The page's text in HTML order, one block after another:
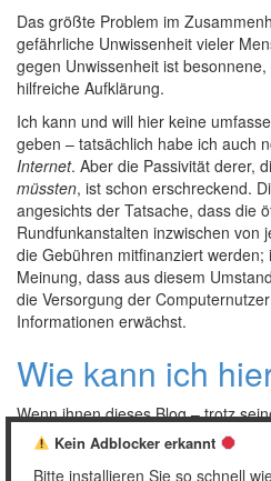
Das größte Problem im
gefährliche Unwissenheit vieler
gegen Unwissenheit ist
hilfreiche Aufklärung.
Ich kann und will hier keine
geben – tatsächlich habe ich auch
Internet. Aber die Passivität derer,
müssten, ist schon erschreckend.
angesichts der Tatsache, dass die
Rundfunkanstalten inzwischen von
die Gebühren mitfinanziert
Meinung, dass aus diesem
die Versorgung der
Informationen erwächst.
Wie kann ich
Wenn ihnen dieses Blog – trotz
gefällt und sie deshalb hier
im Impressum
Kein Adblocker erkannt
Bitte installieren Sie so schnell